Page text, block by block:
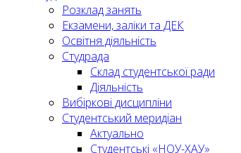
Розклад занять
Екзамени, заліки та ДЕК
Освітня діяльність
Студрада
Склад студентської ради
Діяльність
Вибіркові дисципліни
Студентський меридіан
Актуально
Студентські «НОУ-ХАУ»